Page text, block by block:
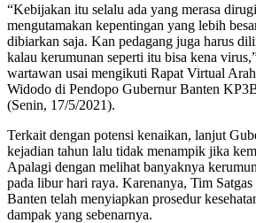
“Kebijakan itu selalu ada yang merasa
mengutamakan kepentingan yang lebih
dibiarkan saja. Kan pedagang juga harus
kalau kerumunan seperti itu bisa kena
wartawan usai mengikuti Rapat Virtual
Widodo di Pendopo Gubernur Banten
(Senin, 17/5/2021).
Terkait dengan potensi kenaikan, lanjut
kejadian tahun lalu tidak menampik jika
Apalagi dengan melihat banyaknya
pada libur hari raya. Karenanya, Tim
Banten telah menyiapkan prosedur
dampak yang sebenarnya.